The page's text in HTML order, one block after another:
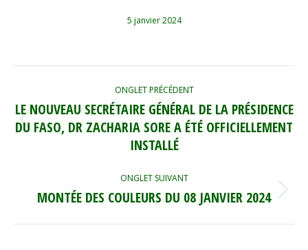
5 janvier 2024
NAVIGATION
DE
COMMENTAIRE
ONGLET PRÉCÉDENT
Onglet
précédent
LE NOUVEAU SECRÉTAIRE GÉNÉRAL DE LA PRÉSIDENCE
DU FASO, DR ZACHARIA SORE A ÉTÉ OFFICIELLEMENT
INSTALLÉ
ONGLET SUIVANT
Onglet
MONTÉE DES COULEURS DU 08 JANVIER 2024